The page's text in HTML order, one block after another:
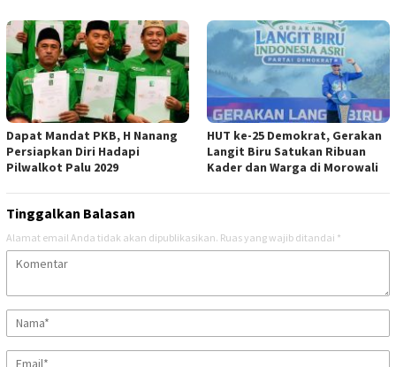
Dapat Mandat PKB, H Nanang
Persiapkan Diri Hadapi
Pilwalkot Palu 2029
HUT ke-25 Demokrat, Gerakan
Langit Biru Satukan Ribuan
Kader dan Warga di Morowali
Tinggalkan Balasan
Alamat email Anda tidak akan dipublikasikan. Ruas yang wajib ditandai *